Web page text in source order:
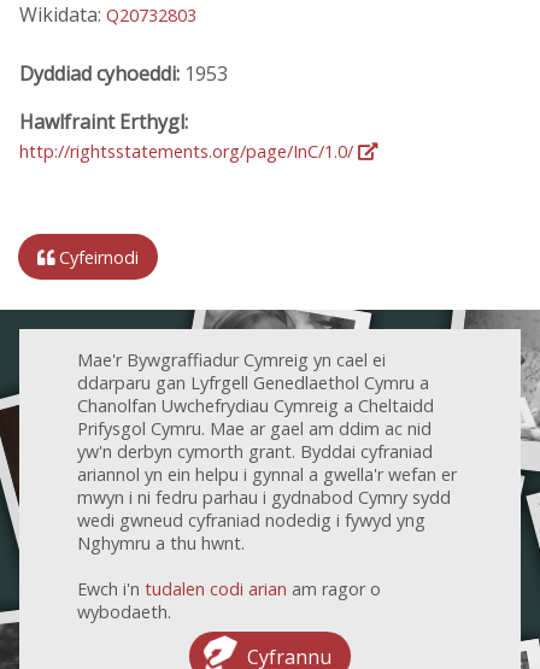
Wikidata: Q20732803
Dyddiad cyhoeddi: 1953
Hawlfraint Erthygl:
http://rightsstatements.org/page/InC/1.0/
Cyfeirnodi
Mae'r Bywgraffiadur Cymreig yn cael ei
ddarparu gan Lyfrgell Genedlaethol Cymru a
Chanolfan Uwchefrydiau Cymreig a Cheltaidd
Prifysgol Cymru. Mae ar gael am ddim ac nid
yw'n derbyn cymorth grant. Byddai cyfraniad
ariannol yn ein helpu i gynnal a gwella'r wefan er
mwyn i ni fedru parhau i gydnabod Cymry sydd
wedi gwneud cyfraniad nodedig i fywyd yng
Nghymru a thu hwnt.
Ewch i'n tudalen codi arian am ragor o
wybodaeth.
Cyfrannu